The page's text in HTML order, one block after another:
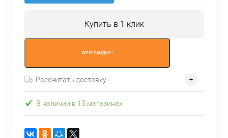
Купить в 1 клик
ХОЧУ СКИДКУ !
Рассчитать доставку
В наличии в 13 магазинах